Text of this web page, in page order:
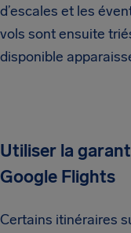
d’escales et les
vols sont ensuite
disponible
Utiliser la
Google Flights
Certains itinéraires